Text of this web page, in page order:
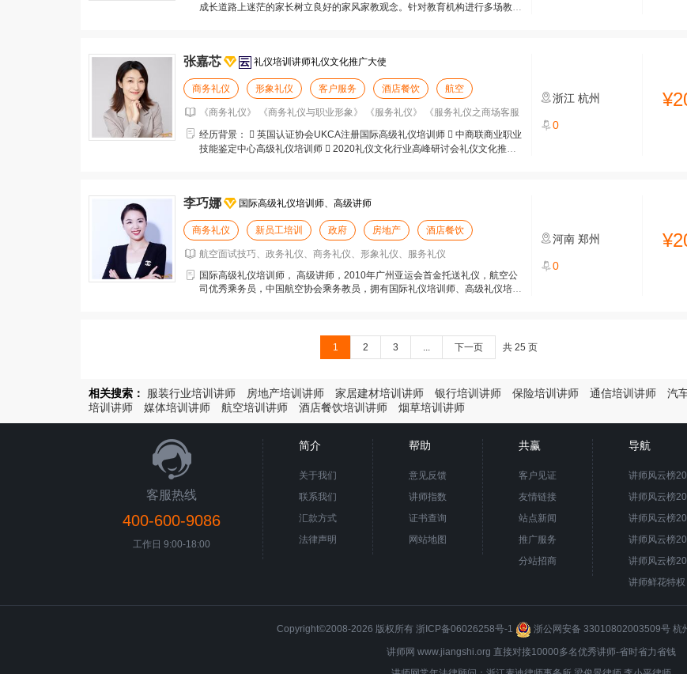
成长道路上迷茫的家长树立良好的家风家教观念。针对教育机构进行多场教师
张嘉芯 礼仪培训讲师礼仪文化推广大使
商务礼仪 形象礼仪 客户服务 酒店餐饮 航空
《商务礼仪》 《商务礼仪与职业形象》 《服务礼仪》 《服务礼仪之商场客服
经历背景：  英国认证协会UKCA注册国际高级礼仪培训师  中商联商业职业
技能鉴定中心高级礼仪培训师  2020礼仪文化行业高峰研讨会礼仪文化推广
浙江 杭州
0
李巧娜 国际高级礼仪培训师、高级讲师
商务礼仪 新员工培训 政府 房地产 酒店餐饮
航空面试技巧、政务礼仪、商务礼仪、形象礼仪、服务礼仪
国际高级礼仪培训师， 高级讲师，2010年广州亚运会首金托送礼仪，航空公
司优秀乘务员，中国航空协会乘务教员，拥有国际礼仪培训师、高级礼仪培训
河南 郑州
0
1 2 3 ... 下一页 共 25 页
相关搜索： 服装行业培训讲师 房地产培训讲师 家居建材培训讲师 银行培训讲师 保险培训讲师 通信培训讲师 汽
培训讲师
媒体培训讲师 航空培训讲师 酒店餐饮培训讲师 烟草培训讲师
客服热线
400-600-9086
工作日 9:00-18:00
简介
关于我们
联系我们
汇款方式
法律声明
帮助
意见反馈
讲师指数
证书查询
网站地图
共赢
客户见证
友情链接
站点新闻
推广服务
分站招商
导航
讲师风云榜
讲师风云榜
讲师风云榜
讲师风云榜
讲师风云榜
讲师鲜花特权
Copyright©2008-2026 版权所有 浙ICP备06026258号-1 浙公网安备 33010802003509号 杭
讲师网 www.jiangshi.org 直接对接10000多名优秀讲师-省时省力省钱